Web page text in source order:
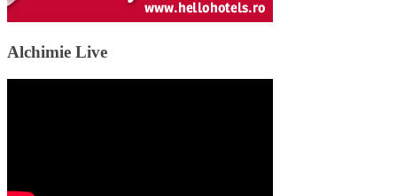
Alchimie Live